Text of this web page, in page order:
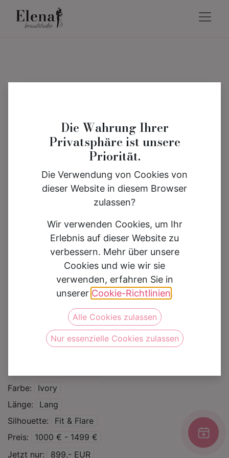
Brautkleid 4750
Auf die Wunschliste
Farbe
Ivory
Länge
Lang
Silhouette
Fit & Flare
Preis
1000 € - 1499 €
Jetzt nur
899,- EUR
Die Wahrung Ihrer
Privatsphäre ist unsere
Priorität.
Die Verwendung von Cookies von
dieser Website in diesem Browser
zulassen?
Wir verwenden Cookies, um Ihr
Erlebnis auf dieser Website zu
verbessern. Mehr über unsere
Cookies und wie wir sie
verwenden, erfahren Sie in
unserer Cookie-Richtlinien.
Alle Cookies zulassen
Nur essenzielle Cookies zulassen